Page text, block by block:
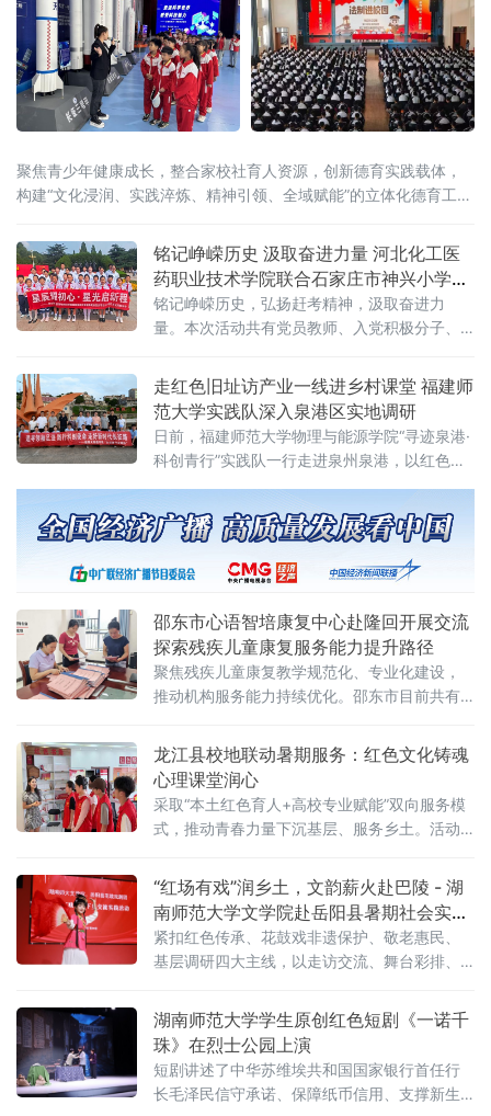
聚焦青少年健康成长，整合家校社育人资源，创新德育实践载体，
构建“文化浸润、实践淬炼、精神引领、全域赋能”的立体化德育工作
红色铸魂，厚植家
铭记峥嵘历史 汲取奋进力量 河北化工医
药职业技术学院联合石家庄市神兴小学打
造沉浸式红色思政课堂
铭记峥嵘历史，弘扬赶考精神，汲取奋进力
量。本次活动共有党员教师、入党积极分子、
手”校校红色共育为抓手，创新打造沉浸式红色
思政课堂，深入推进大中小学思政教育一体化
建设。活
走红色旧址访产业一线进乡村课堂 福建师
范大学实践队深入泉港区实地调研
日前，福建师范大学物理与能源学院“寻迹泉港·
科创青行”实践队一行走进泉州泉港，以红色溯
调研，在多元实践中读懂泉港发展脉络，交出
一份兼具专业特色与青年温度的实践答卷。
邵东市心语智培康复中心赴隆回开展交流
探索残疾儿童康复服务能力提升路径
聚焦残疾儿童康复教学规范化、专业化建设，
推动机构服务能力持续优化。邵东市目前共有3
力、言语及自闭症残疾儿童提供康复训练服
务。此次交流由心语智培康复中心主动对接，
围绕日常教学管理、康复技术应用及机构运行
保障等关键环节展开。活动当天，心语智培
龙江县校地联动暑期服务：红色文化铸魂
心理课堂润心
采取“本土红色育人+高校专业赋能”双向服务模
式，推动青春力量下沉基层、服务乡土。活动
志愿者举办红色文化专题宣讲，系统介绍当地
红色历史渊源、革命先辈奋斗经历及本
“红场有戏”润乡土，文韵薪火赴巴陵 - 湖
南师范大学文学院赴岳阳县暑期社会实践
纪实
紧扣红色传承、花鼓戏非遗保护、敬老惠民、
基层调研四大主线，以走访交流、舞台彩排、
多元形式，将文学院青年的专业所长落地县域
基层。两日行程充实有序，全程由岳阳县文化
馆统筹场地、物
湖南师范大学学生原创红色短剧《一诺千
珠》在烈士公园上演
短剧讲述了中华苏维埃共和国国家银行首任行
长毛泽民信守承诺、保障纸币信用、支撑新生